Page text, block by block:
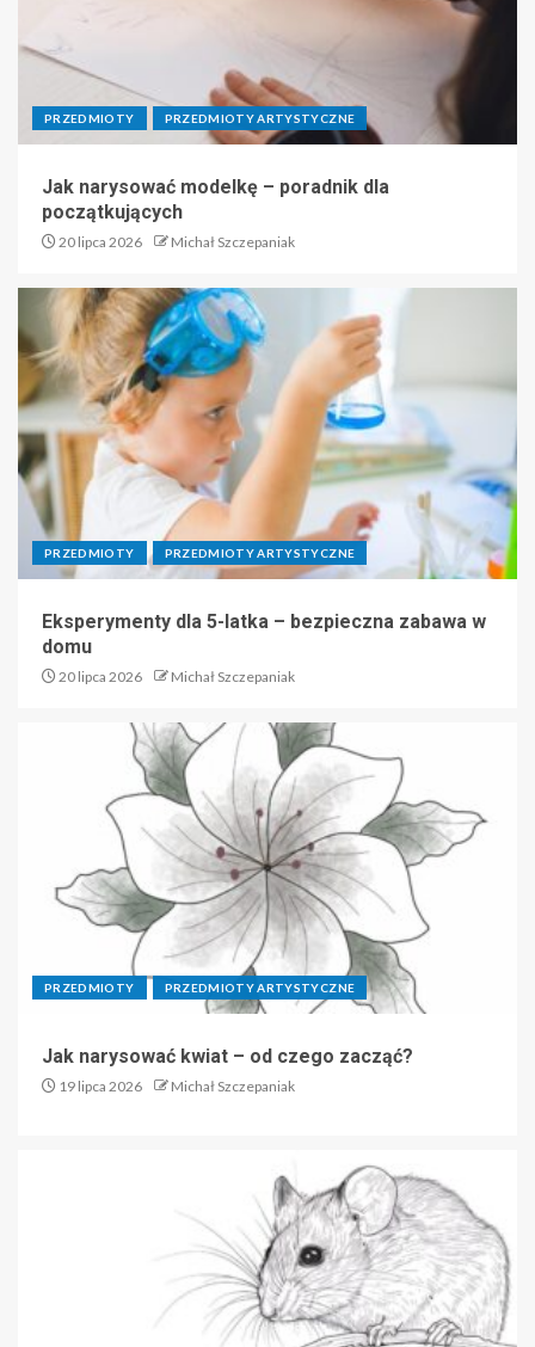
PRZEDMIOTY PRZEDMIOTY ARTYSTYCZNE
Jak narysować modelkę – poradnik dla
początkujących
20 lipca 2026 Michał Szczepaniak
PRZEDMIOTY PRZEDMIOTY ARTYSTYCZNE
Eksperymenty dla 5-latka – bezpieczna zabawa w
domu
20 lipca 2026 Michał Szczepaniak
PRZEDMIOTY PRZEDMIOTY ARTYSTYCZNE
Jak narysować kwiat – od czego zacząć?
19 lipca 2026 Michał Szczepaniak